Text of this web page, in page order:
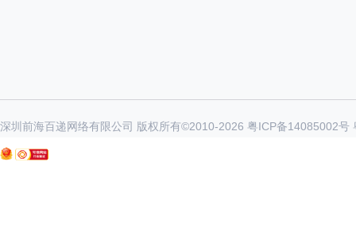
深圳前海百递网络有限公司 版权所有©2010-2026 粤ICP备14085002号